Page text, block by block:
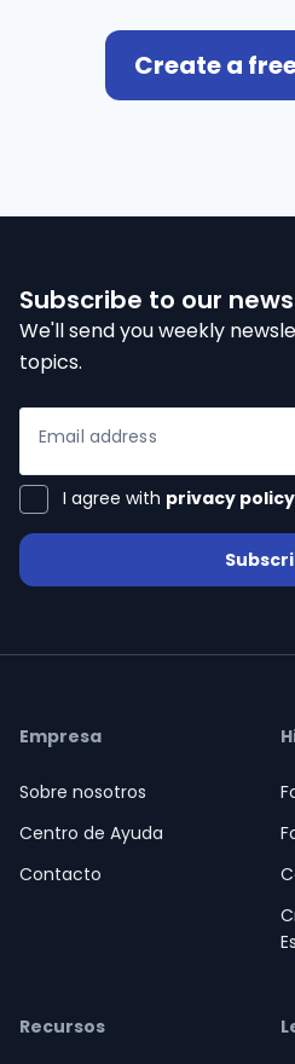
Hub
Ayuda
Create a
Subscribe to our
We'll send you weekly
topics.
Email address
I agree with privacy policy
Empresa
Sobre nosotros
Centro de Ayuda
Contacto
Recursos